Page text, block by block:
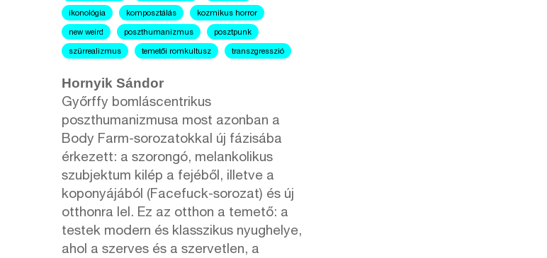
ikonológia komposztálás kozmikus horror
new weird poszthumanizmus posztpunk
szürrealizmus temetői romkultusz transzgresszió
Hornyik Sándor
Győrffy bomláscentrikus
poszthumanizmusa most azonban a
Body Farm-sorozatokkal új fázisába
érkezett: a szorongó, melankolikus
szubjektum kilép a fejéből, illetve a
koponyájából (Facefuck-sorozat) és új
otthonra lel. Ez az otthon a temető: a
testek modern és klasszikus nyughelye,
ahol a szerves és a szervetlen, a